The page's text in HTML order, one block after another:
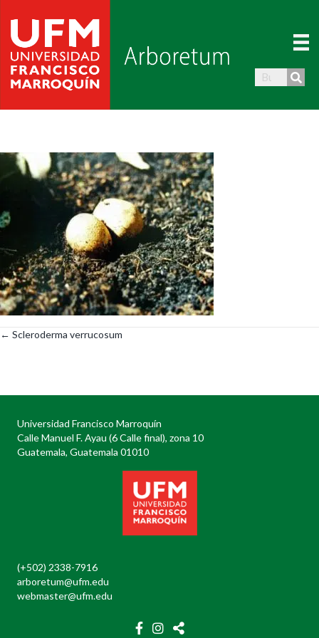
Posts
← Scleroderma verrucosum
Universidad Francisco Marroquín
Calle Manuel F. Ayau (6 Calle final), zona 10
Guatemala, Guatemala 01010
(+502) 2338-7916
arboretum@ufm.edu
webmaster@ufm.edu